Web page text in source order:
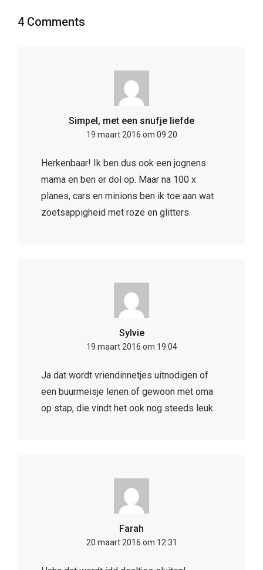
4 Comments
Simpel, met een snufje liefde
19 maart 2016 om 09:20
Herkenbaar! Ik ben dus ook een jognens
mama en ben er dol op. Maar na 100 x
planes, cars en minions ben ik toe aan wat
zoetsappigheid met roze en glitters.
Sylvie
19 maart 2016 om 19:04
Ja dat wordt vriendinnetjes uitnodigen of
een buurmeisje lenen of gewoon met oma
op stap, die vindt het ook nog steeds leuk.
Farah
20 maart 2016 om 12:31